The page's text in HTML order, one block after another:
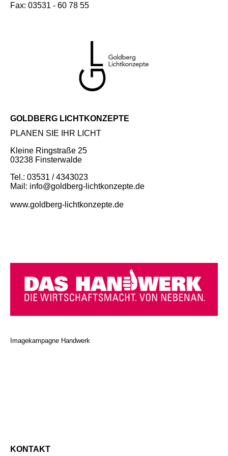
Fax: 03531 - 60 78 55
GOLDBERG LICHTKONZEPTE
PLANEN SIE IHR LICHT
Kleine Ringstraße 25
03238 Finsterwalde
Tel.: 03531 / 4343023
Mail: info@goldberg-lichtkonzepte.de
www.goldberg-lichtkonzepte.de
Imagekampagne Handwerk
KONTAKT